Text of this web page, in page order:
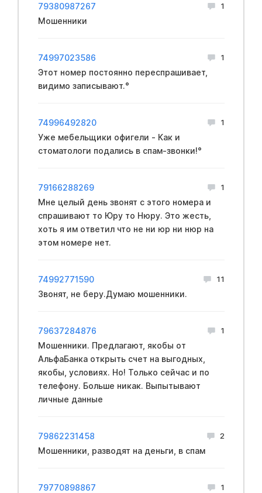
79380987267 1
Мошенники
74997023586 1
Этот номер постоянно переспрашивает,
видимо записывают.°
74996492820 1
Уже мебельщики офигели - Как и
стoматологи подались в спам-звонки!°
79166288269 1
Мне целый день звонят с этого номера и
спрашивают то Юру то Нюру. Это жесть,
хоть я им ответил что не ни юр ни нюр на
этом номере нет.
74992771590 11
Звонят, не беру.Думаю мошенники.
79637284876 1
Мошенники. Предлагают, якобы от
АльфаБанка открыть счет на выгодных,
якобы, условиях. Но! Только сейчас и по
телефону. Больше никак. Выпытывают
личные данные
79862231458 2
Мошенники, разводят на деньги, в спам
79770898867 1